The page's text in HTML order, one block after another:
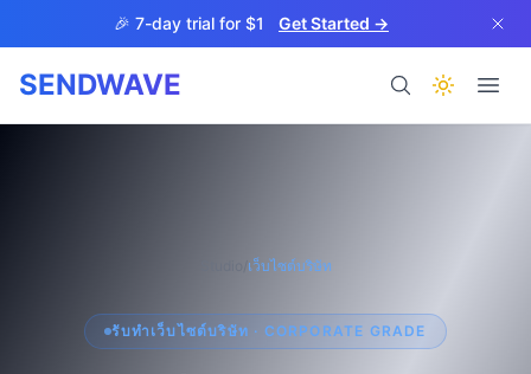
Skip to main content🎉 7-day trial for $1 Get Started →
SENDWAVE
BETA
เว็บไซต์บริษัท
รับทำเว็บไซต์บริษัท · CORPORATE GRADE